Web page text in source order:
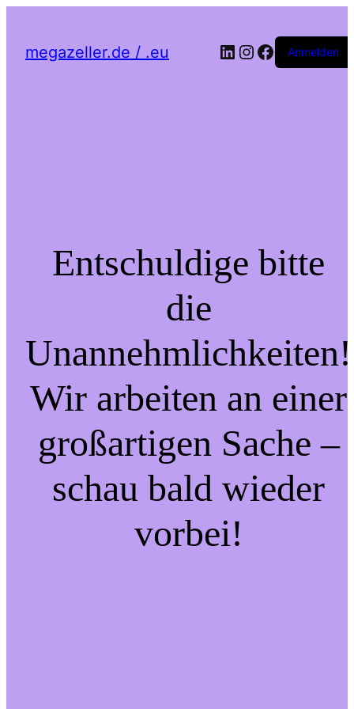
megazeller.de / .eu LinkedIn
Instagram
Facebook
Anmelden
Entschuldige bitte
die
Unannehmlichkeiten!
Wir arbeiten an einer
großartigen Sache –
schau bald wieder
vorbei!